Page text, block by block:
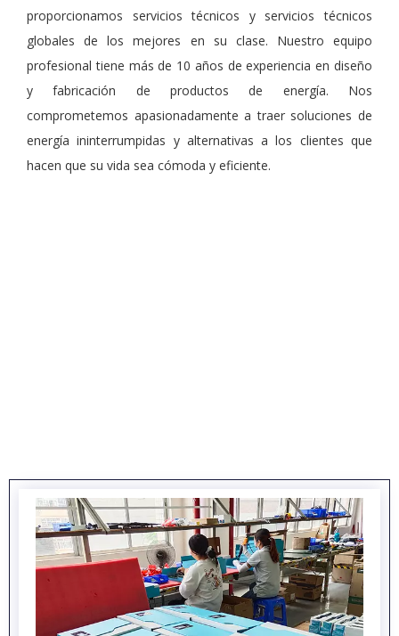
proporcionamos servicios técnicos y servicios técnicos
globales de los mejores en su clase. Nuestro equipo
profesional tiene más de 10 años de experiencia en diseño
y fabricación de productos de energía. Nos
comprometemos apasionadamente a traer soluciones de
energía ininterrumpidas y alternativas a los clientes que
hacen que su vida sea cómoda y eficiente.